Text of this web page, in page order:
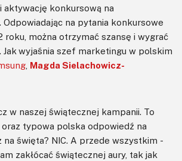
aktywację konkursową na
. Odpowiadając na pytania konkursowe
roku, można otrzymać szansę i wygrać
Jak wyjaśnia szef marketingu w polskim
Magda Sielachowicz-
w naszej świątecznej kampanii. To
oraz typowa polska odpowiedź na
na święta? NIC. A przede wszystkim -
zakłócać świątecznej aury, tak jak